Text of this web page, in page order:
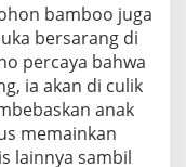
bamboo juga
bersarang di
percaya bahwa
ia akan di culik
anak
memainkan
lainnya sambil